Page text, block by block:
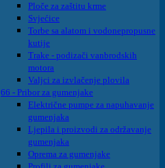
Ploče za zaštitu krme
Svjećice
Torbe sa alatom i vodonepropusne
kutije
Trake - podizači vanbrodskih
motora
Valjci za izvlačenje plovila
66 - Pribor za gumenjake
Električne pumpe za napuhavanje
gumenjaka
Ljepila i proizvodi za održavanje
gumenjaka
Oprema za gumenjake